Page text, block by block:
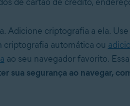
Adicione criptografia a ela.
criptografia automática ou
ao seu navegador favorito.
sua segurança ao navegar,